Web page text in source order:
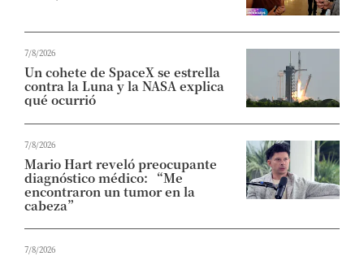
7/8/2026
Un cohete de SpaceX se estrella
contra la Luna y la NASA explica
qué ocurrió
7/8/2026
Mario Hart reveló preocupante
diagnóstico médico: “Me
encontraron un tumor en la
cabeza”
7/8/2026